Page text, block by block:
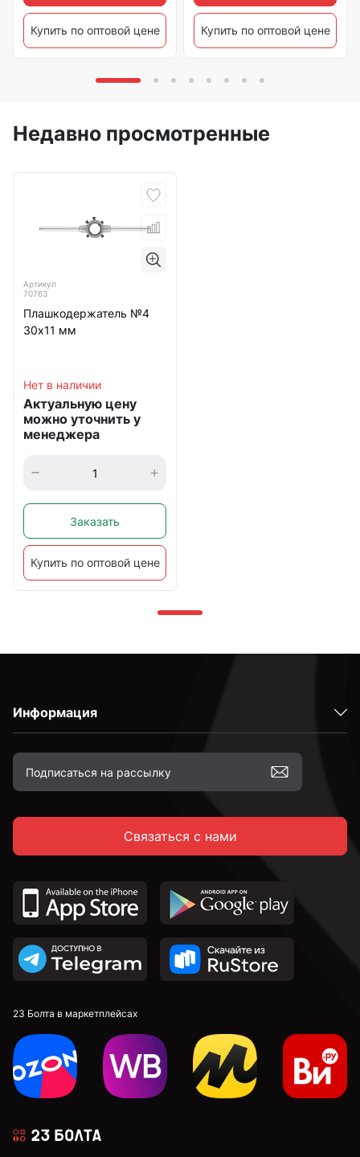
Купить по оптовой цене Купить по оптовой цене
Недавно просмотренные
Артикул
70763
Плашкодержатель №4
30х11 мм
Нет в наличии
Актуальную цену
можно уточнить у
менеджера
Заказать
Купить по оптовой цене
Информация
Связаться с нами
23 Болта в маркетплейсах